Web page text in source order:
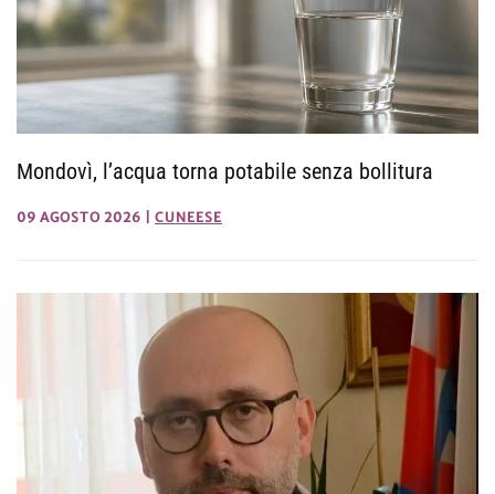
Mondovì, l’acqua torna potabile senza bollitura
09 AGOSTO 2026 CUNEESE